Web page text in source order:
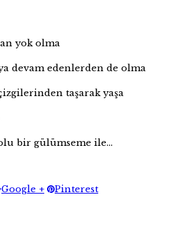
yok olma
devam edenlerden de olma
taşarak yaşa
bir gülümseme ile…
Google + Pinterest